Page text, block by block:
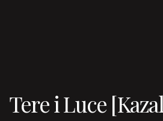
Tere i Luce